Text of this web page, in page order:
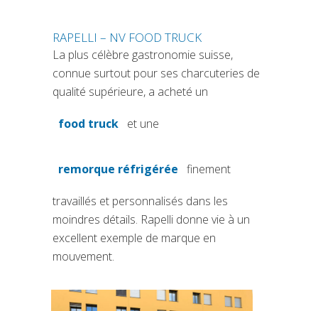
RAPELLI – NV FOOD TRUCK
La plus célèbre gastronomie suisse,
connue surtout pour ses charcuteries de
qualité supérieure, a acheté un
food truck
(si apre in una nuova scheda)
et une
remorque réfrigérée
(si apre in una nuova scheda)
finement
travaillés et personnalisés dans les
moindres détails. Rapelli donne vie à un
excellent exemple de marque en
mouvement.